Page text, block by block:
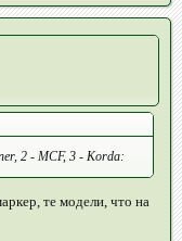
2 - MCF, 3 - Korda:
те модели, что на